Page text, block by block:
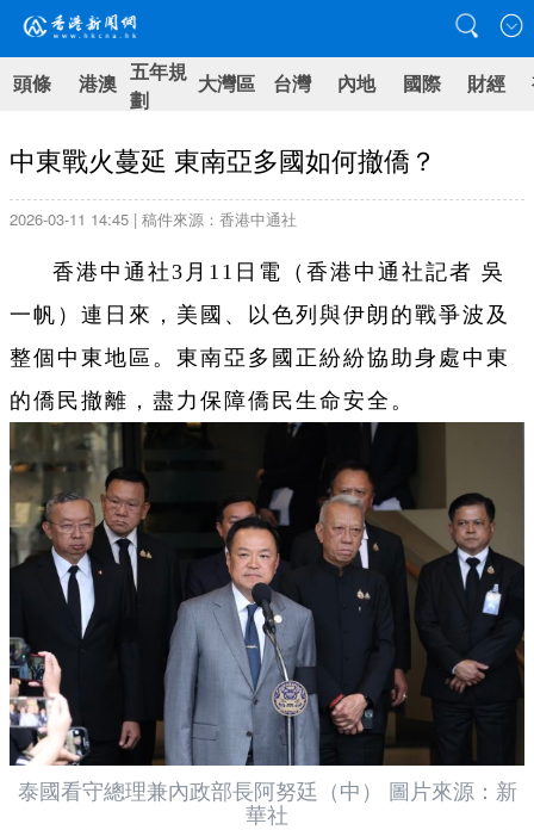
頭條 港澳 五年規
劃
大灣區 台灣 內地 國際 財經
中東戰火蔓延 東南亞多國如何撤僑？
2026-03-11 14:45 | 稿件來源：香港中通社
香港中通社3月11日電（ 香港中通社記者 吳
一帆 ） 連日來，美國、以色列與伊朗的戰爭波及
整個中東地區。東南亞多國正紛紛協助身處中東
的僑民撤離，盡力保障僑民生命安全。
泰國看守總理兼內政部長阿努廷（中） 圖片來源：新
華社